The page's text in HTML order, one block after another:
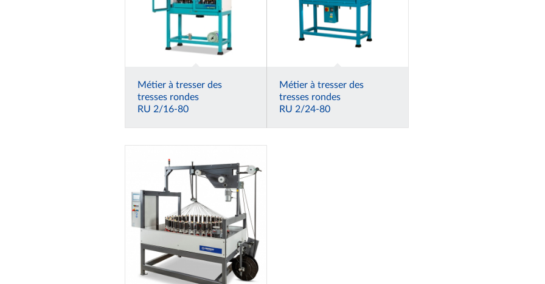
Métier à tresser des
tresses rondes
RU 2/16-80
Métier à tresser des
tresses rondes
RU 2/24-80